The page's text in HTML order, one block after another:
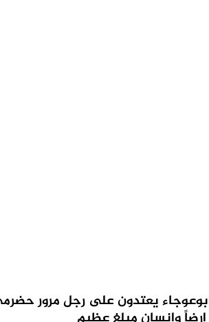
يعتدون على رجل مرور